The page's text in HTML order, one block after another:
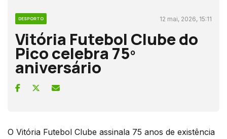
DESPORTO 12 mai, 2026, 15:11
Vitória Futebol Clube do
Pico celebra 75º
aniversário
O Vitória Futebol Clube assinala 75 anos de existência